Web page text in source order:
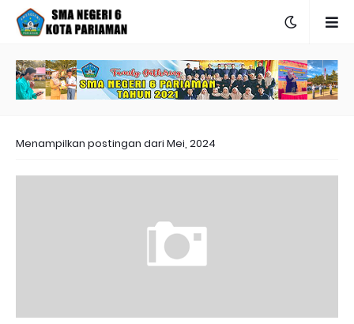
Menampilkan postingan dari Mei, 2024